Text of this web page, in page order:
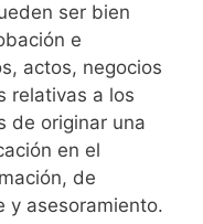
ser bien
e
actos, negocios
relativas a los
de originar una
en el
de
y asesoramiento.